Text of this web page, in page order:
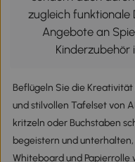
zugleich funktionale
Angebote an
Kinderzubehör
Beflügeln Sie die
und stilvollen Tafelset von
kritzeln oder Buchstaben
begeistern und
Whiteboard und